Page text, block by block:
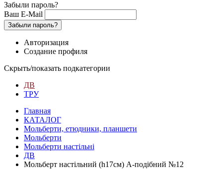
Забыли пароль?
Ваш E-Mail
Забыли пароль?
Авторизация
Создание профиля
Скрыть/показать подкатегории
ДВ
ТРУ
Главная
КАТАЛОГ
Мольберти, етюдники, планшети
Мольберти
Мольберти настільні
ДВ
Мольберт настільний (h17см) А-подібний №12